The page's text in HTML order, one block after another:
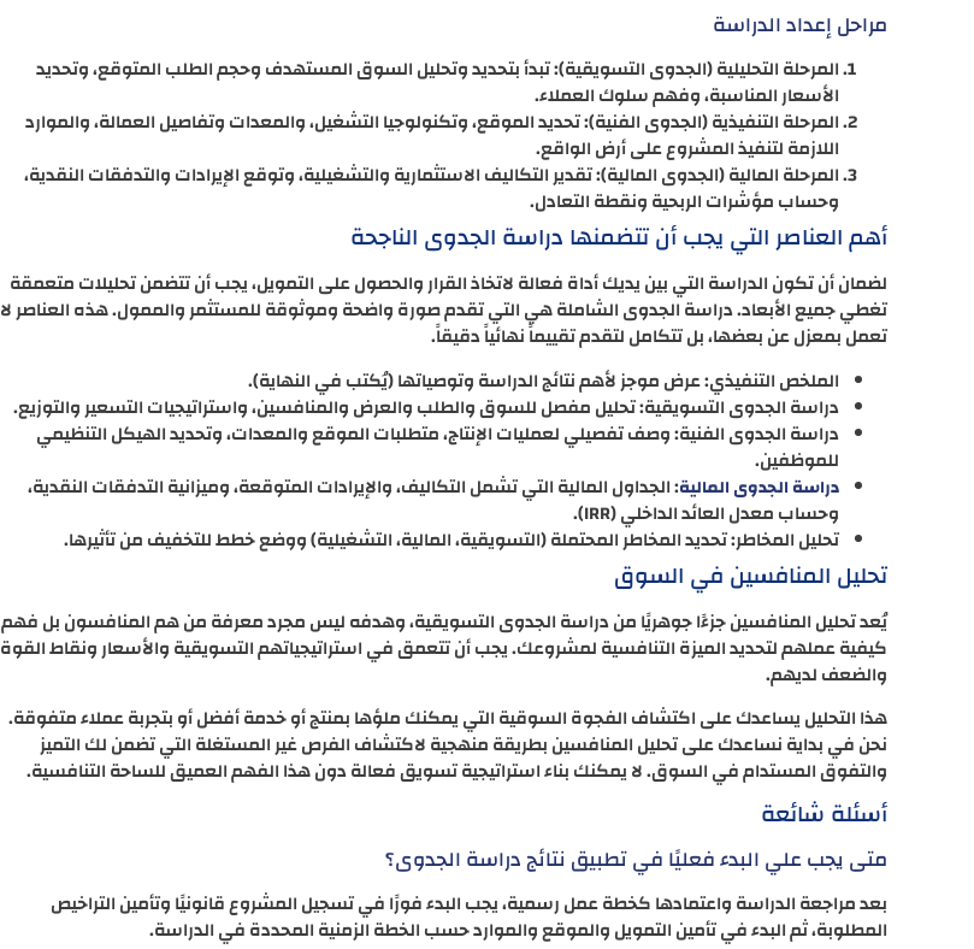
مراحل إعداد الدراسة
المرحلة التحليلية (الجدوى التسويقية): تبدأ بتحديد وتحليل السوق المستهدف وحجم الطلب المتوقع، وتحديد
الأسعار المناسبة، وفهم سلوك العملاء.
المرحلة التنفيذية (الجدوى الفنية): تحديد الموقع، وتكنولوجيا التشغيل، والمعدات وتفاصيل العمالة، والموارد
اللازمة لتنفيذ المشروع على أرض الواقع.
المرحلة المالية (الجدوى المالية): تقدير التكاليف الاستثمارية والتشغيلية، وتوقع الإيرادات والتدفقات النقدية،
وحساب مؤشرات الربحية ونقطة التعادل.
أهم العناصر التي يجب أن تتضمنها دراسة الجدوى الناجحة
لضمان أن تكون الدراسة التي بين يديك أداة فعالة لاتخاذ القرار والحصول على التمويل، يجب أن تتضمن تحليلات متعمقة
تغطي جميع الأبعاد. دراسة الجدوى الشاملة هي التي تقدم صورة واضحة وموثوقة للمستثمر والممول. هذه العناصر لا
تعمل بمعزل عن بعضها، بل تتكامل لتقدم تقييماً نهائياً دقيقاً.
الملخص التنفيذي: عرض موجز لأهم نتائج الدراسة وتوصياتها (يُكتب في النهاية).
دراسة الجدوى التسويقية: تحليل مفصل للسوق والطلب والعرض والمنافسين، واستراتيجيات التسعير والتوزيع.
دراسة الجدوى الفنية: وصف تفصيلي لعمليات الإنتاج، متطلبات الموقع والمعدات، وتحديد الهيكل التنظيمي
للموظفين.
دراسة الجدوى المالية: الجداول المالية التي تشمل التكاليف، والإيرادات المتوقعة، وميزانية التدفقات النقدية،
وحساب معدل العائد الداخلي (IRR).
تحليل المخاطر: تحديد المخاطر المحتملة (التسويقية، المالية، التشغيلية) ووضع خطط للتخفيف من تأثيرها.
تحليل المنافسين في السوق
يُعد تحليل المنافسين جزءًا جوهريًا من دراسة الجدوى التسويقية، وهدفه ليس مجرد معرفة من هم المنافسون بل فهم
كيفية عملهم لتحديد الميزة التنافسية لمشروعك. يجب أن تتعمق في استراتيجياتهم التسويقية والأسعار ونقاط القوة
والضعف لديهم.
هذا التحليل يساعدك على اكتشاف الفجوة السوقية التي يمكنك ملؤها بمنتج أو خدمة أفضل أو بتجربة عملاء متفوقة.
نحن في بداية نساعدك على تحليل المنافسين بطريقة منهجية لاكتشاف الفرص غير المستغلة التي تضمن لك التميز
والتفوق المستدام في السوق. لا يمكنك بناء استراتيجية تسويق فعالة دون هذا الفهم العميق للساحة التنافسية.
أسئلة شائعة
متى يجب علي البدء فعليًا في تطبيق نتائج دراسة الجدوى؟
بعد مراجعة الدراسة واعتمادها كخطة عمل رسمية، يجب البدء فورًا في تسجيل المشروع قانونيًا وتأمين التراخيص
المطلوبة، ثم البدء في تأمين التمويل والموقع والموارد حسب الخطة الزمنية المحددة في الدراسة.